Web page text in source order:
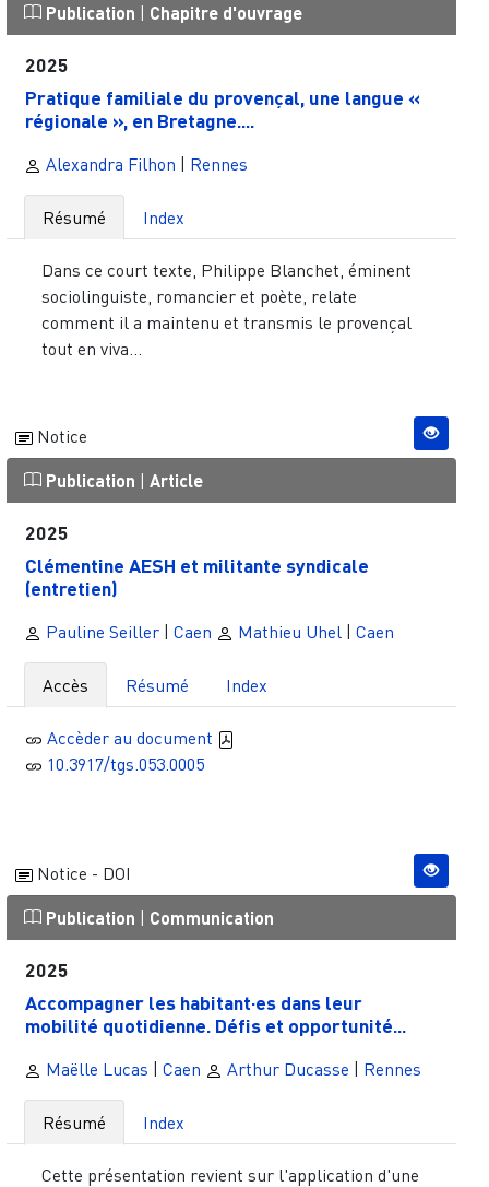
Publication | Chapitre d'ouvrage
2025
Pratique familiale du provençal, une langue «
régionale », en Bretagne....
Alexandra Filhon | Rennes
Résumé Index
Dans ce court texte, Philippe Blanchet, éminent
sociolinguiste, romancier et poète, relate
comment il a maintenu et transmis le provençal
tout en viva...
Notice
Publication | Article
2025
Clémentine AESH et militante syndicale
(entretien)
Pauline Seiller| Caen Mathieu Uhel | Caen
Accès Résumé Index
Accèder au document
10.3917/tgs.053.0005
Notice - DOI
Publication | Communication
2025
Accompagner les habitant·es dans leur
mobilité quotidienne. Défis et opportunité...
Maëlle Lucas | Caen Arthur Ducasse | Rennes
Résumé Index
Cette présentation revient sur l'application d'une